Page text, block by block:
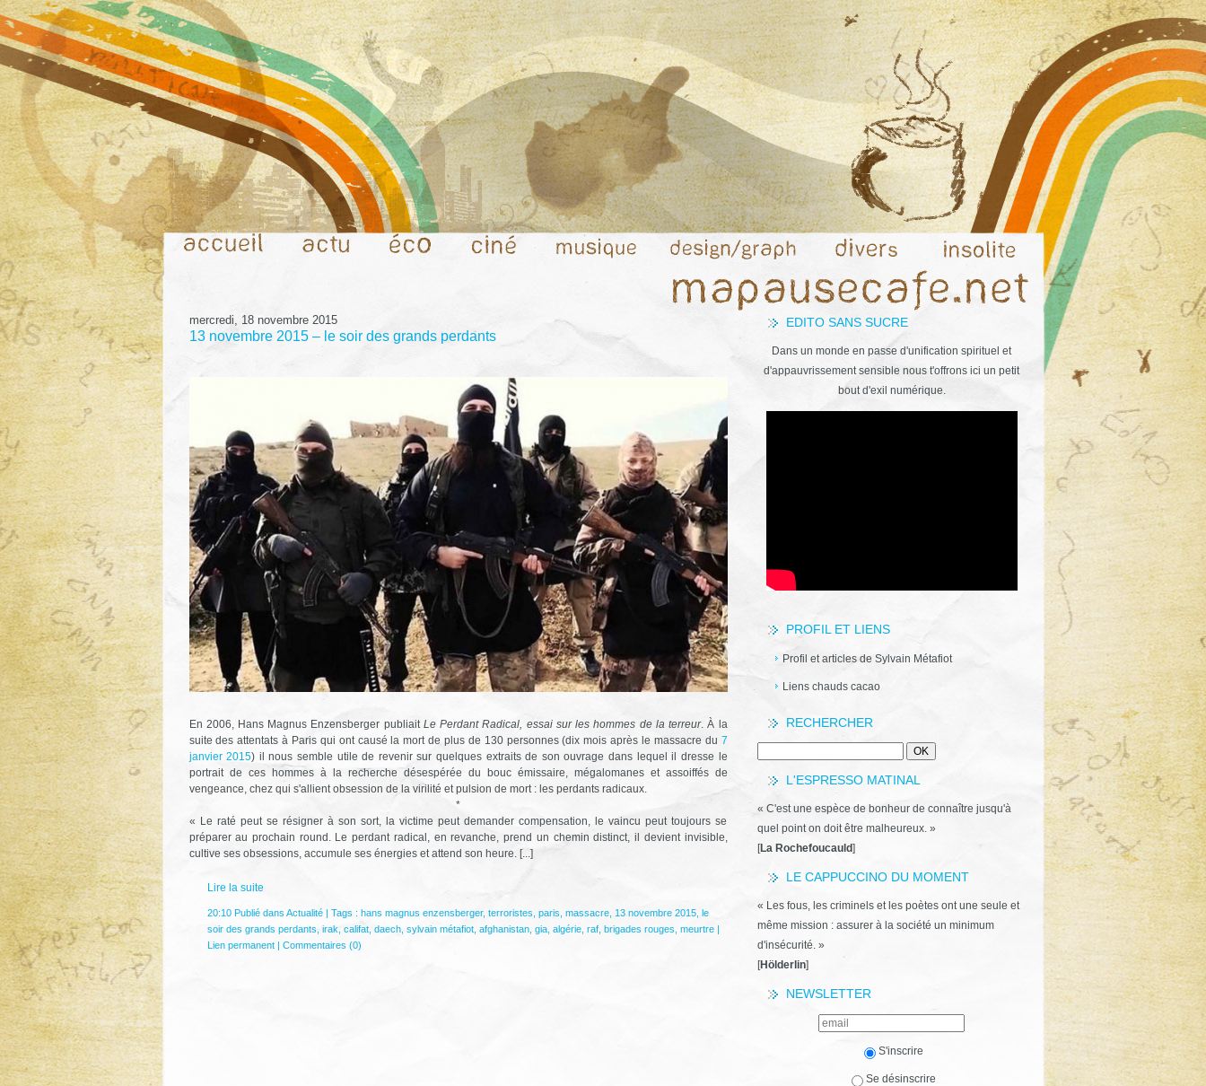
EDITO SANS SUCRE
Dans un monde en passe d'unification spirituel et
d'appauvrissement sensible nous t'offrons ici un petit
bout d'exil numérique.
PROFIL ET LIENS
Profil et articles de Sylvain Métafiot
Liens chauds cacao
RECHERCHER
L'ESPRESSO MATINAL
« C'est une espèce de bonheur de connaître jusqu'à
quel point on doit être malheureux. »
[La Rochefoucauld]
LE CAPPUCCINO DU MOMENT
« Les fous, les criminels et les poètes ont une seule et
même mission : assurer à la société un minimum
d'insécurité. »
[Hölderlin]
NEWSLETTER
S'inscrire
Se désinscrire
mercredi, 18 novembre 2015
13 novembre 2015 – le soir des grands perdants
En 2006, Hans Magnus Enzensberger publiait Le Perdant Radical, essai sur les hommes de la terreur. À la
suite des attentats à Paris qui ont causé la mort de plus de 130 personnes (dix mois après le massacre du 7
janvier 2015) il nous semble utile de revenir sur quelques extraits de son ouvrage dans lequel il dresse le
portrait de ces hommes à la recherche désespérée du bouc émissaire, mégalomanes et assoiffés de
vengeance, chez qui s'allient obsession de la virilité et pulsion de mort : les perdants radicaux.
*
« Le raté peut se résigner à son sort, la victime peut demander compensation, le vaincu peut toujours se
préparer au prochain round. Le perdant radical, en revanche, prend un chemin distinct, il devient invisible,
cultive ses obsessions, accumule ses énergies et attend son heure. [...]
Lire la suite
20:10 Publié dans Actualité| Tags : hans magnus enzensberger, terroristes paris massacre, 13 novembre 2015, le
soir des grands perdants irak, califat, daech, sylvain métafiot, afghanistan, gia, algérie, raf, brigades rouges meurtre|
Lien permanent| Commentaires (0)